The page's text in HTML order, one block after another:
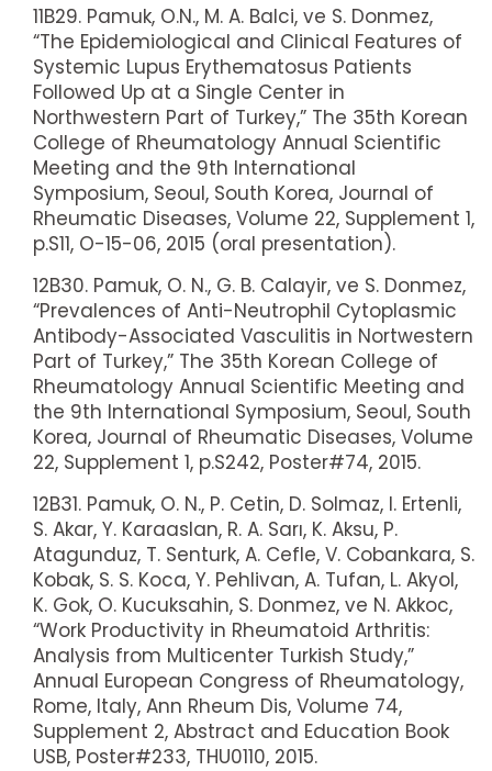
11B29. Pamuk, O.N., M. A. Balci, ve S. Donmez,
“The Epidemiological and Clinical Features of
Systemic Lupus Erythematosus Patients
Followed Up at a Single Center in
Northwestern Part of Turkey,” The 35th Korean
College of Rheumatology Annual Scientific
Meeting and the 9th International
Symposium, Seoul, South Korea, Journal of
Rheumatic Diseases, Volume 22, Supplement 1,
p.S11, O-15-06, 2015 (oral presentation).
12B30. Pamuk, O. N., G. B. Calayir, ve S. Donmez,
“Prevalences of Anti-Neutrophil Cytoplasmic
Antibody-Associated Vasculitis in Nortwestern
Part of Turkey,” The 35th Korean College of
Rheumatology Annual Scientific Meeting and
the 9th International Symposium, Seoul, South
Korea, Journal of Rheumatic Diseases, Volume
22, Supplement 1, p.S242, Poster#74, 2015.
12B31. Pamuk, O. N., P. Cetin, D. Solmaz, I. Ertenli,
S. Akar, Y. Karaaslan, R. A. Sarı, K. Aksu, P.
Atagunduz, T. Senturk, A. Cefle, V. Cobankara, S.
Kobak, S. S. Koca, Y. Pehlivan, A. Tufan, L. Akyol,
K. Gok, O. Kucuksahin, S. Donmez, ve N. Akkoc,
“Work Productivity in Rheumatoid Arthritis:
Analysis from Multicenter Turkish Study,”
Annual European Congress of Rheumatology,
Rome, Italy, Ann Rheum Dis, Volume 74,
Supplement 2, Abstract and Education Book
USB, Poster#233, THU0110, 2015.